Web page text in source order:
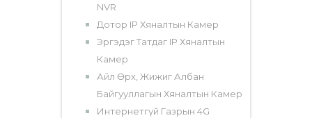
NVR
Дотор IP Хяналтын Камер
Эргэдэг Татдаг IP Хяналтын
Камер
Айл Өрх, Жижиг Албан
Байгууллагын Хяналтын Камер
Интернетгүй Газрын 4G